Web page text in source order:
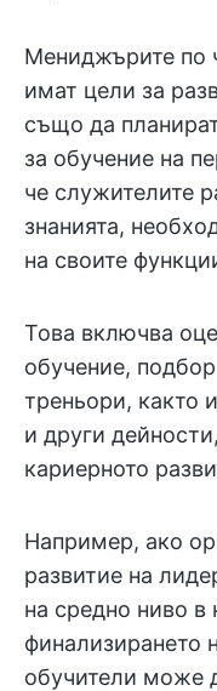
Мениджърите по
имат цели за
също да
за обучение на
че служителите
знанията,
на своите
Това включва
обучение,
треньори, както
и други
кариерното
Например, ако
развитие на
на средно ниво в
финализирането
обучители може